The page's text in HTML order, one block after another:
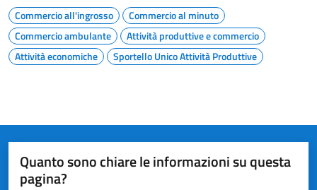
Commercio all'ingrosso
Commercio al minuto
Commercio ambulante
Attività produttive e commercio
Attività economiche
Sportello Unico Attività Produttive
Quanto sono chiare le informazioni su questa
pagina?